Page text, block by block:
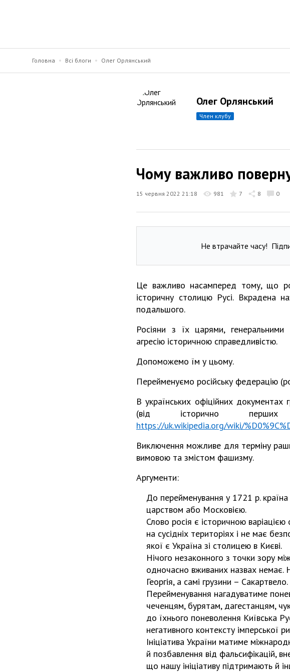
Головна Всі блоги Олег Орлянський
Олег Орлянський
член клубу
Чому важливо
15 червня 2022 21:18 981 7 8 0
Не втрачайте часу!
Це важливо насамперед тому, що
історичну столицю Русі. Вкрадена
подальшого.
Росіяни з їх царями,
агресію історичною справедливістю.
Допоможемо їм у цьому.
Перейменуємо російську федерацію
В українських офіційних
(від історично
https://uk.wikipedia.org/wiki/
Виключення можливе для терміну
вимовою та змістом фашизму.
Аргументи:
До перейменування у 1721 р.
царством або Московією.
Слово росія є історичною
на сусідніх територіях і не має
якої є Україна зі столицею в Києві.
Нічого незаконного з точки зору
одночасно вживаних назвах немає.
Георгія, а самі грузини – Сакартвело.
Перейменування нагадуватиме
чеченцям, бурятам, дагестанцям,
до їхнього поневолення Київська
негативного контексту імперської
Ініціатива України матиме
й позбавлення від фальсифікацій,
що нашу ініціативу підтримають й